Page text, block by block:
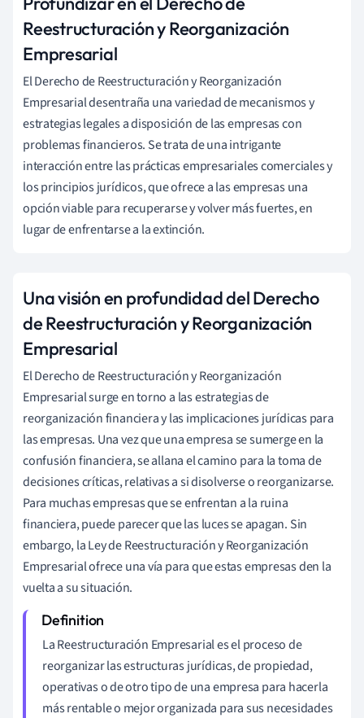
Reestructuración y Reorganización
Empresarial
El Derecho de Reestructuración y Reorganización
Empresarial desentraña una variedad de mecanismos y
estrategias legales a disposición de las empresas con
problemas financieros. Se trata de una intrigante
interacción entre las prácticas empresariales comerciales y
los principios jurídicos, que ofrece a las empresas una
opción viable para recuperarse y volver más fuertes, en
lugar de enfrentarse a la extinción.
Una visión en profundidad del Derecho
de Reestructuración y Reorganización
Empresarial
El Derecho de Reestructuración y Reorganización
Empresarial surge en torno a las estrategias de
reorganización financiera y las implicaciones jurídicas para
las empresas. Una vez que una empresa se sumerge en la
confusión financiera, se allana el camino para la toma de
decisiones críticas, relativas a si disolverse o reorganizarse.
Para muchas empresas que se enfrentan a la ruina
financiera, puede parecer que las luces se apagan. Sin
embargo, la Ley de Reestructuración y Reorganización
Empresarial ofrece una vía para que estas empresas den la
vuelta a su situación.
La Reestructuración Empresarial es el proceso de
reorganizar las estructuras jurídicas, de propiedad,
operativas o de otro tipo de una empresa para hacerla
más rentable o mejor organizada para sus necesidades